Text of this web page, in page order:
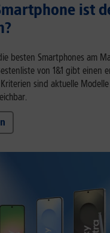
ist
besten Smartphones am
von 1&1 gibt einen
sind aktuelle